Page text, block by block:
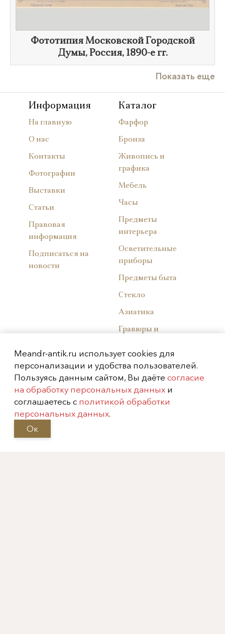
Фототипия Московской Городской
Думы, Россия, 1890-е гг.
Показать еще
Информация
На главную
О нас
Контакты
Фотографии
Выставки
Статьи
Правовая
информация
Подписаться на
новости
Каталог
Фарфор
Бронза
Живопись и
графика
Мебель
Часы
Предметы
интерьера
Осветительные
приборы
Предметы быта
Стекло
Азиатика
Гравюры и
Советский фарфор
Западноевропейски
й фарфор
Русский фарфор
Meandr-antik.ru использует cookies для
персонализации и удобства пользователей.
Пользуясь данным сайтом, Вы даёте согласие
на обработку персональных данных и
соглашаетесь с политикой обработки
персональных данных.
Ок